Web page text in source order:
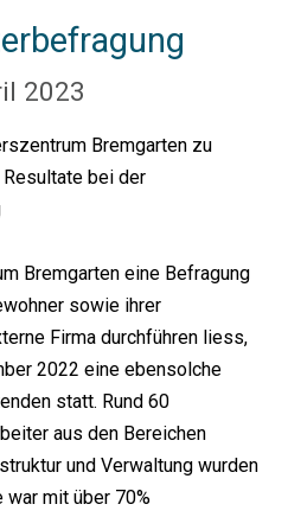
2023
Bremgarten zu
bei der
Bremgarten eine Befragung
sowie ihrer
Firma durchführen liess,
2022 eine ebensolche
statt. Rund 60
aus den Bereichen
und Verwaltung wurden
war mit über 70%